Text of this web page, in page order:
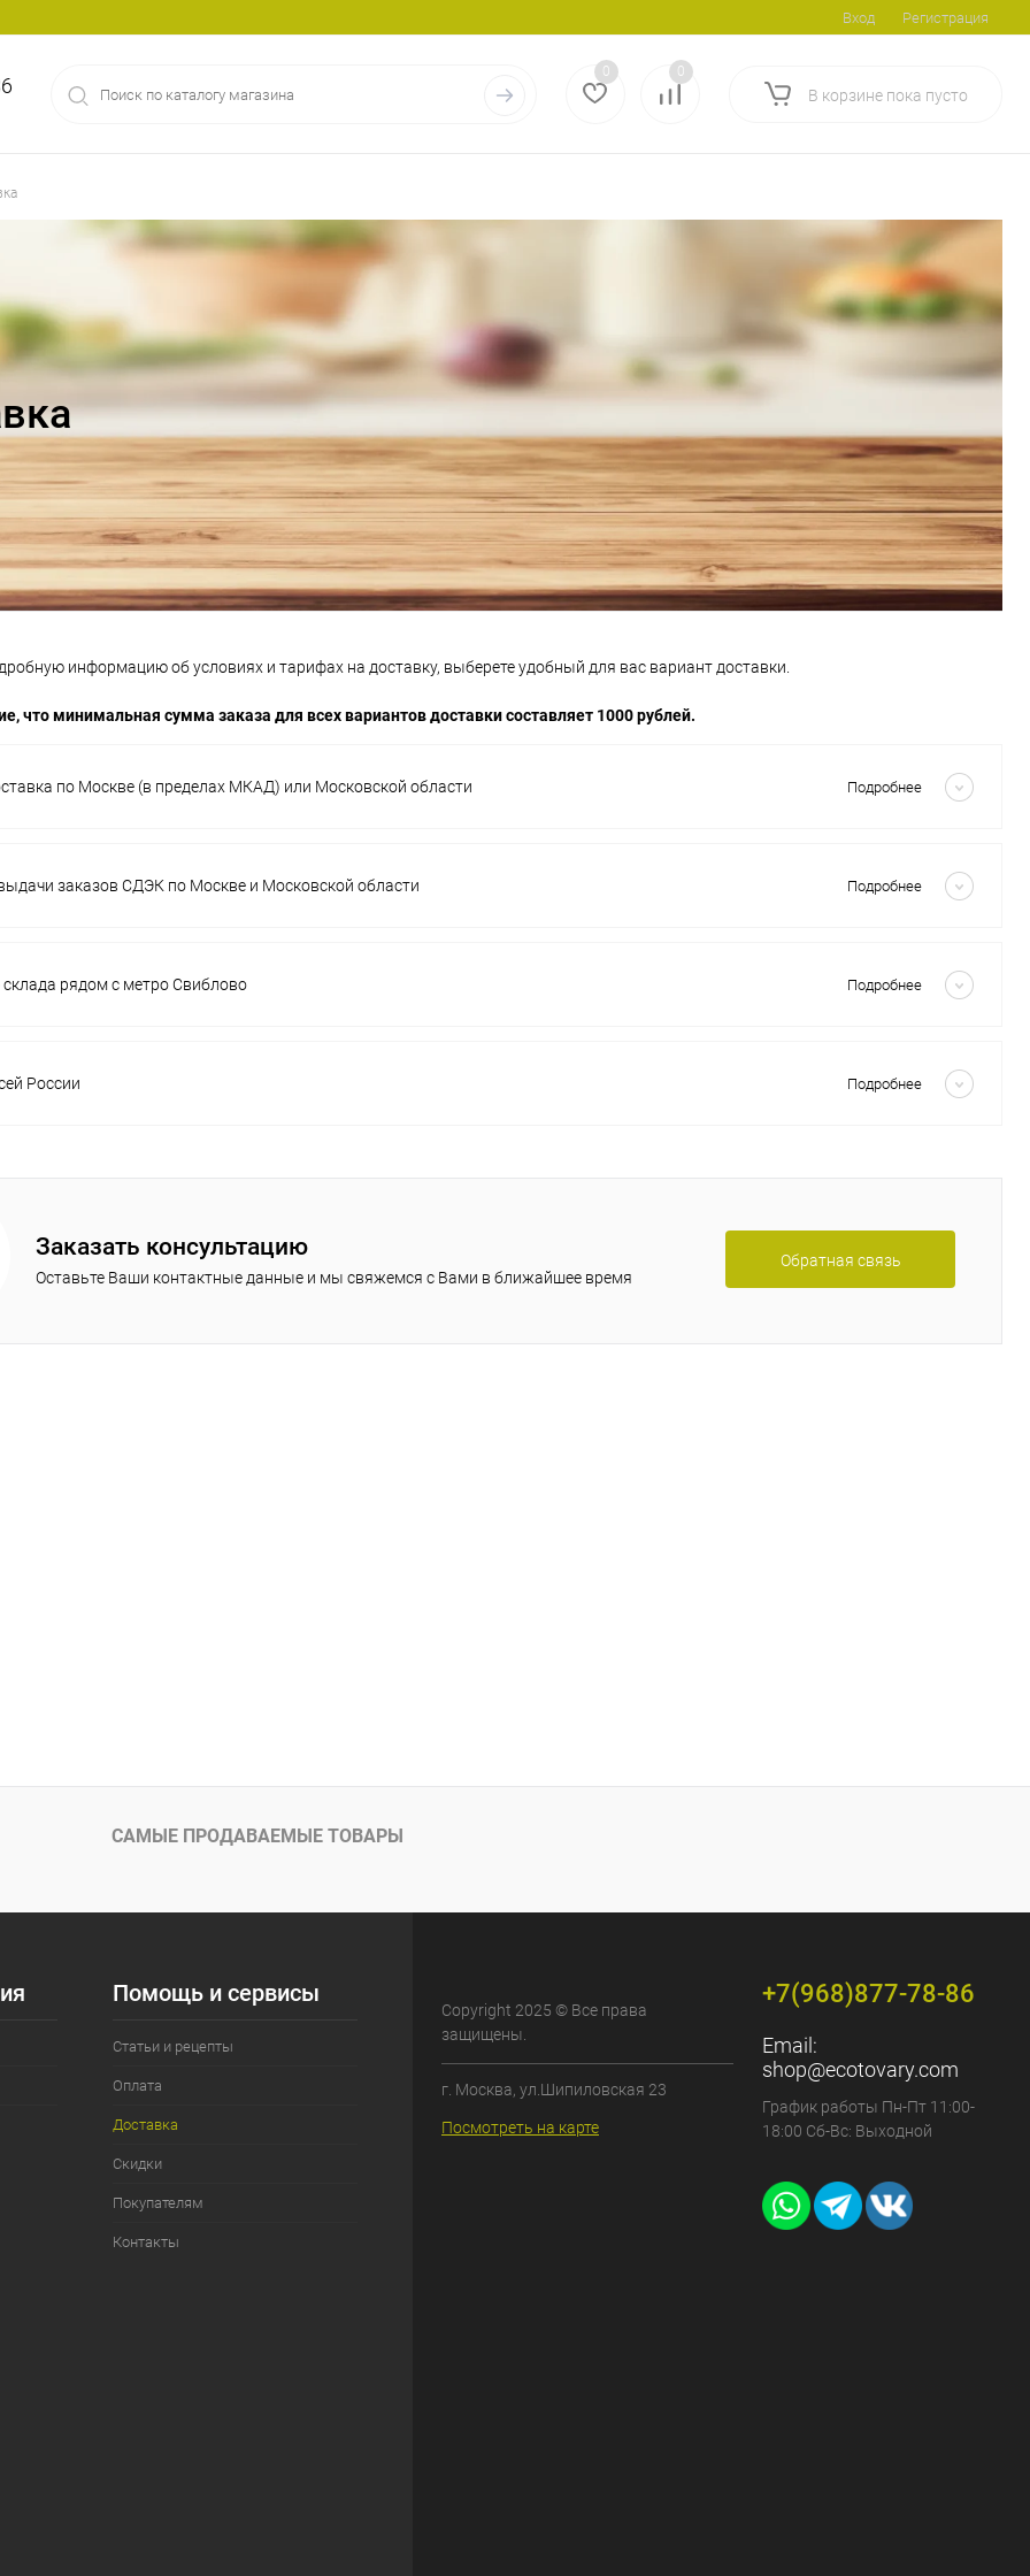
Вход Регистрация
0 0
В корзине пока пусто
информацию об условиях и тарифах на доставку, выберете удобный для вас вариант доставки.
что минимальная сумма заказа для всех вариантов доставки составляет 1000 рублей.
по Москве (в пределах МКАД) или Московской области
Подробнее
заказов СДЭК по Москве и Московской области
Подробнее
рядом с метро Свиблово
Подробнее
России
Подробнее
Заказать консультацию
Оставьте Ваши контактные данные и мы свяжемся с Вами в ближайшее время
Обратная связь
САМЫЕ ПРОДАВАЕМЫЕ ТОВАРЫ
Помощь и сервисы
Статьи и рецепты
Оплата
Доставка
Скидки
Покупателям
Контакты
Copyright 2025 © Все права
защищены.
г. Москва, ул.Шипиловская 23
Посмотреть на карте
+7(968)877-78-86
Email:
shop@ecotovary.com
График работы Пн-Пт 11:00-
18:00 Сб-Вс: Выходной